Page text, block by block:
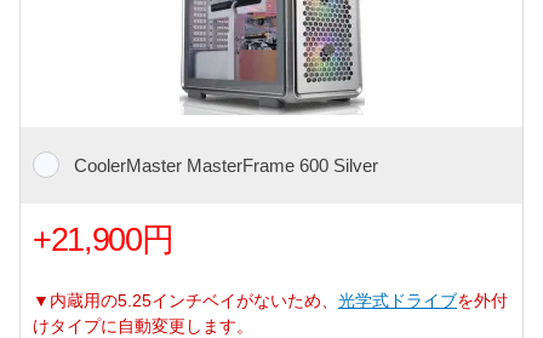
CoolerMaster MasterFrame 600 Silver
+21,900円
▼内蔵用の5.25インチベイがないため、 光学式ドライブを外付
けタイプに自動変更します。